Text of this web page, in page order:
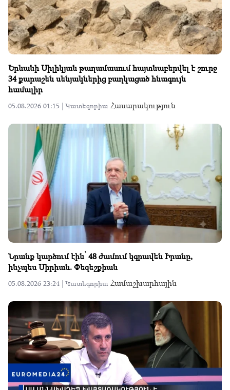
Երևանի Սիլիկյան թաղամասում հայտնաբերվել է շուրջ
34 քարաշեն սենյակներից բաղկացած հնագույն
համալիր
05.08.2026 01:15 | Կատեգորիա Հասարակություն
Նրանք կարծում էին՝ 48 ժամում կգրավեն Իրանը,
ինչպես Սիրիան. Փեզեշքիան
05.08.2026 23:24 | Կատեգորիա Համաշխարհային